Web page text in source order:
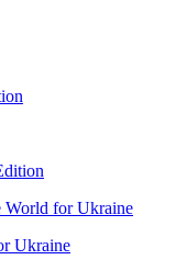
World for Ukraine
Ukraine